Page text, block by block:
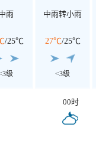
雨
/25℃
级
中雨转小雨
27℃/25℃
<3级
00时